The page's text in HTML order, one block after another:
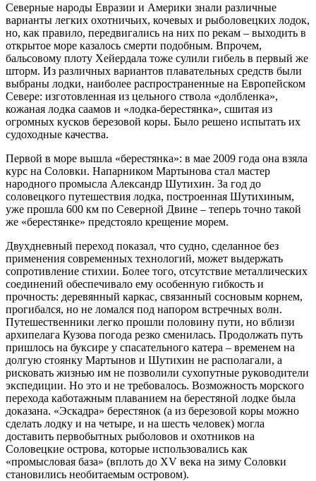
Северные народы Евразии и Америки знали различные
варианты легких охотничьих, кочевых и рыболовецких лодок,
но, как правило, передвигались на них по рекам – выходить в
открытое море казалось смерти подобным. Впрочем,
бальсовому плоту Хейердала тоже сулили гибель в первый же
шторм. Из различных вариантов плавательных средств были
выбраны лодки, наиболее распространенные на Европейском
Севере: изготовленная из цельного ствола «долбленка»,
кожаная лодка саамов и «лодка-берестянка», сшитая из
огромных кусков березовой коры. Было решено испытать их
судоходные качества.
Первой в море вышла «берестянка»: в мае 2009 года она взяла
курс на Соловки. Напарником Мартынова стал мастер
народного промысла Александр Шутихин. За год до
соловецкого путешествия лодка, построенная Шутихиным,
уже прошла 600 км по Северной Двине – теперь точно такой
же «берестянке» предстояло крещение морем.
Двухдневный переход показал, что судно, сделанное без
применения современных технологий, может выдержать
сопротивление стихии. Более того, отсутствие металлических
соединений обеспечивало ему особенную гибкость и
прочность: деревянный каркас, связанный сосновым корнем,
прогибался, но не ломался под напором встречных волн.
Путешественники легко прошли половину пути, но вблизи
архипелага Кузова погода резко сменилась. Продолжать путь
пришлось на буксире у спасательного катера – временем на
долгую стоянку Мартынов и Шутихин не располагали, а
рисковать жизнью им не позволили сухопутные руководители
экспедиции. Но это и не требовалось. Возможность морского
перехода каботажным плаванием на берестяной лодке была
доказана. «Эскадра» берестянок (а из березовой коры можно
сделать лодку и на четыре, и на шесть человек) могла
доставить первобытных рыболовов и охотников на
Соловецкие острова, которые использовались как
«промысловая база» (вплоть до XV века на зиму Соловки
становились необитаемым островом).